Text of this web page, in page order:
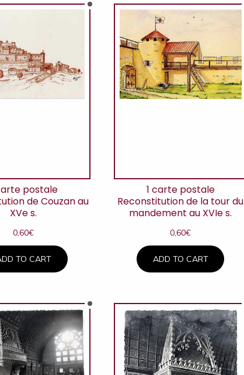
postale
de Couzan au
XVe s.
0,60€
TO CART
1 carte postale
Reconstitution de la tour du
mandement au XVIe s.
0,60€
ADD TO CART